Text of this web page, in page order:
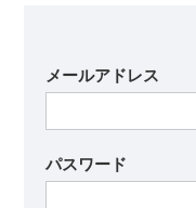
メールアドレス
パスワード